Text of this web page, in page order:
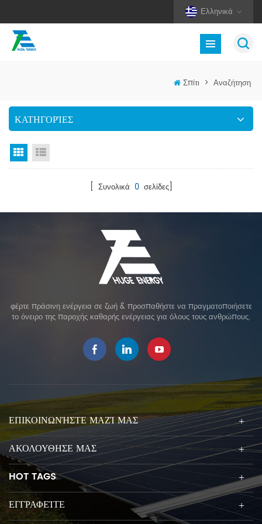
Ελληνικά
Σπίτι > Αναζήτηση
ΚΑΤΗΓΟΡΊΕΣ
Προβολή πλέγματος
[ Συνολικά 0σελίδες]
φέρτε πράσινη ενέργεια σε ζωή & προσπαθήστε να πραγματοποιήσετε
το όνειρο της παροχής καθαρής ενέργειας για όλους τους ανθρώπους.
ΕΠΙΚΟΙΝΩΝΉΣΤΕ ΜΑΖΊ ΜΑΣ
ΑΚΟΛΟΥΘΗΣΕ ΜΑΣ
HOT TAGS
ΕΓΓΡΑΦΕΊΤΕ